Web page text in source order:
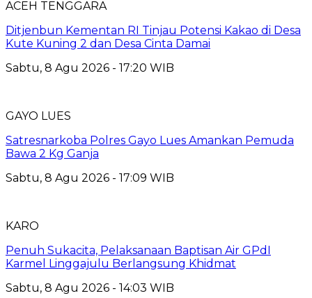
ACEH TENGGARA
Ditjenbun Kementan RI Tinjau Potensi Kakao di Desa
Kute Kuning 2 dan Desa Cinta Damai
Sabtu, 8 Agu 2026 - 17:20 WIB
GAYO LUES
Satresnarkoba Polres Gayo Lues Amankan Pemuda
Bawa 2 Kg Ganja
Sabtu, 8 Agu 2026 - 17:09 WIB
KARO
Penuh Sukacita, Pelaksanaan Baptisan Air GPdI
Karmel Linggajulu Berlangsung Khidmat
Sabtu, 8 Agu 2026 - 14:03 WIB